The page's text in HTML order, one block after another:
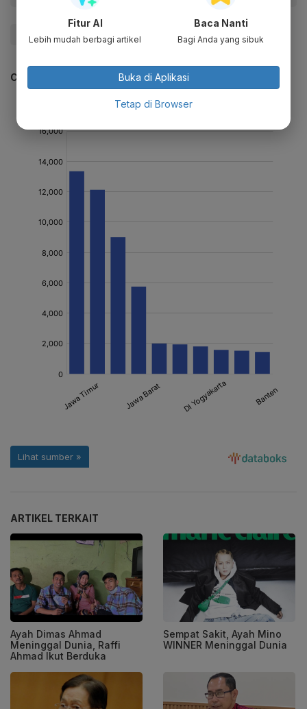
#Zigi
CEK JUGA DATA INI
ARTIKEL TERKAIT
Ayah Dimas Ahmad
Meninggal Dunia, Raffi
Ahmad Ikut Berduka
Sempat Sakit, Ayah Mino
WINNER Meninggal Dunia
Fitur AI
Lebih mudah berbagi artikel
Baca Nanti
Bagi Anda yang sibuk
Buka di Aplikasi
Tetap di Browser